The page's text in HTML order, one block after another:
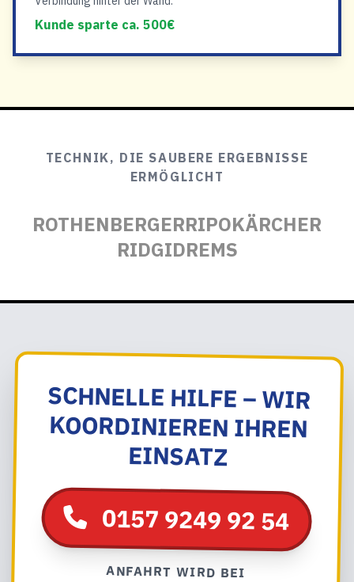
Kunde sparte ca. 500€
TECHNIK, DIE SAUBERE ERGEBNISSE
ERMÖGLICHT
ROTHENBERGERRIPOKÄRCHER
RIDGIDREMS
SCHNELLE HILFE – WIR
KOORDINIEREN IHREN
EINSATZ
0157 9249 92 54
ANFAHRT WIRD BEI
AUFTRAGSERTEILUNG NICHT